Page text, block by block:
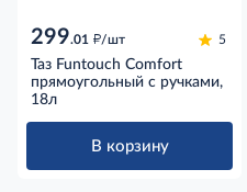
299.01 д/шт 5
Таз Funtouch Comfort
прямоугольный с ручками,
18л
В корзину